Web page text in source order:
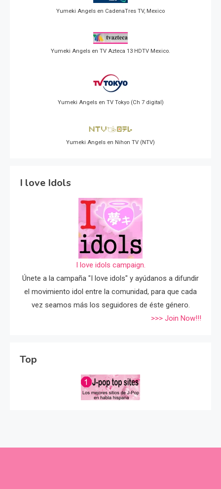
Yumeki Angels en CadenaTres TV, Mexico
Yumeki Angels en TV Azteca 13 HDTV Mexico.
Yumeki Angels en TV Tokyo (Ch 7 digital)
Yumeki Angels en Nihon TV (NTV)
I love Idols
I love idols campaign.
Únete a la campaña "I love idols" y ayúdanos a difundir
el movimiento idol entre la comunidad, para que cada
vez seamos más los seguidores de éste género.
>>> Join Now!!!
Top